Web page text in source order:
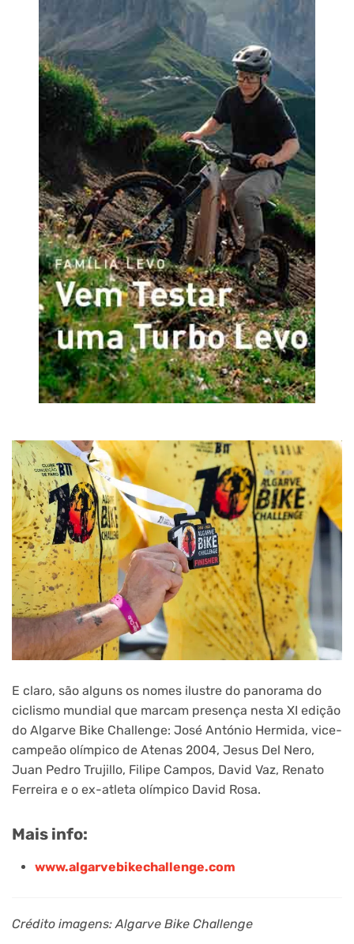
E claro, são alguns os nomes ilustre do panorama do
ciclismo mundial que marcam presença nesta XI edição
do Algarve Bike Challenge: José António Hermida, vice-
campeão olímpico de Atenas 2004, Jesus Del Nero,
Juan Pedro Trujillo, Filipe Campos, David Vaz, Renato
Ferreira e o ex-atleta olímpico David Rosa.
Mais info:
www.algarvebikechallenge.com
Crédito imagens: Algarve Bike Challenge